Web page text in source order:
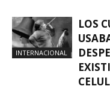
INTERNACIONAL
LOS